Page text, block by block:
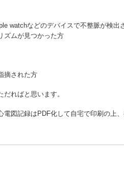
watchなどのデバイスで不整脈が検
ズムが見つかった方
摘された方
だればと思います。
電図記録はPDF化して自宅で印刷の上